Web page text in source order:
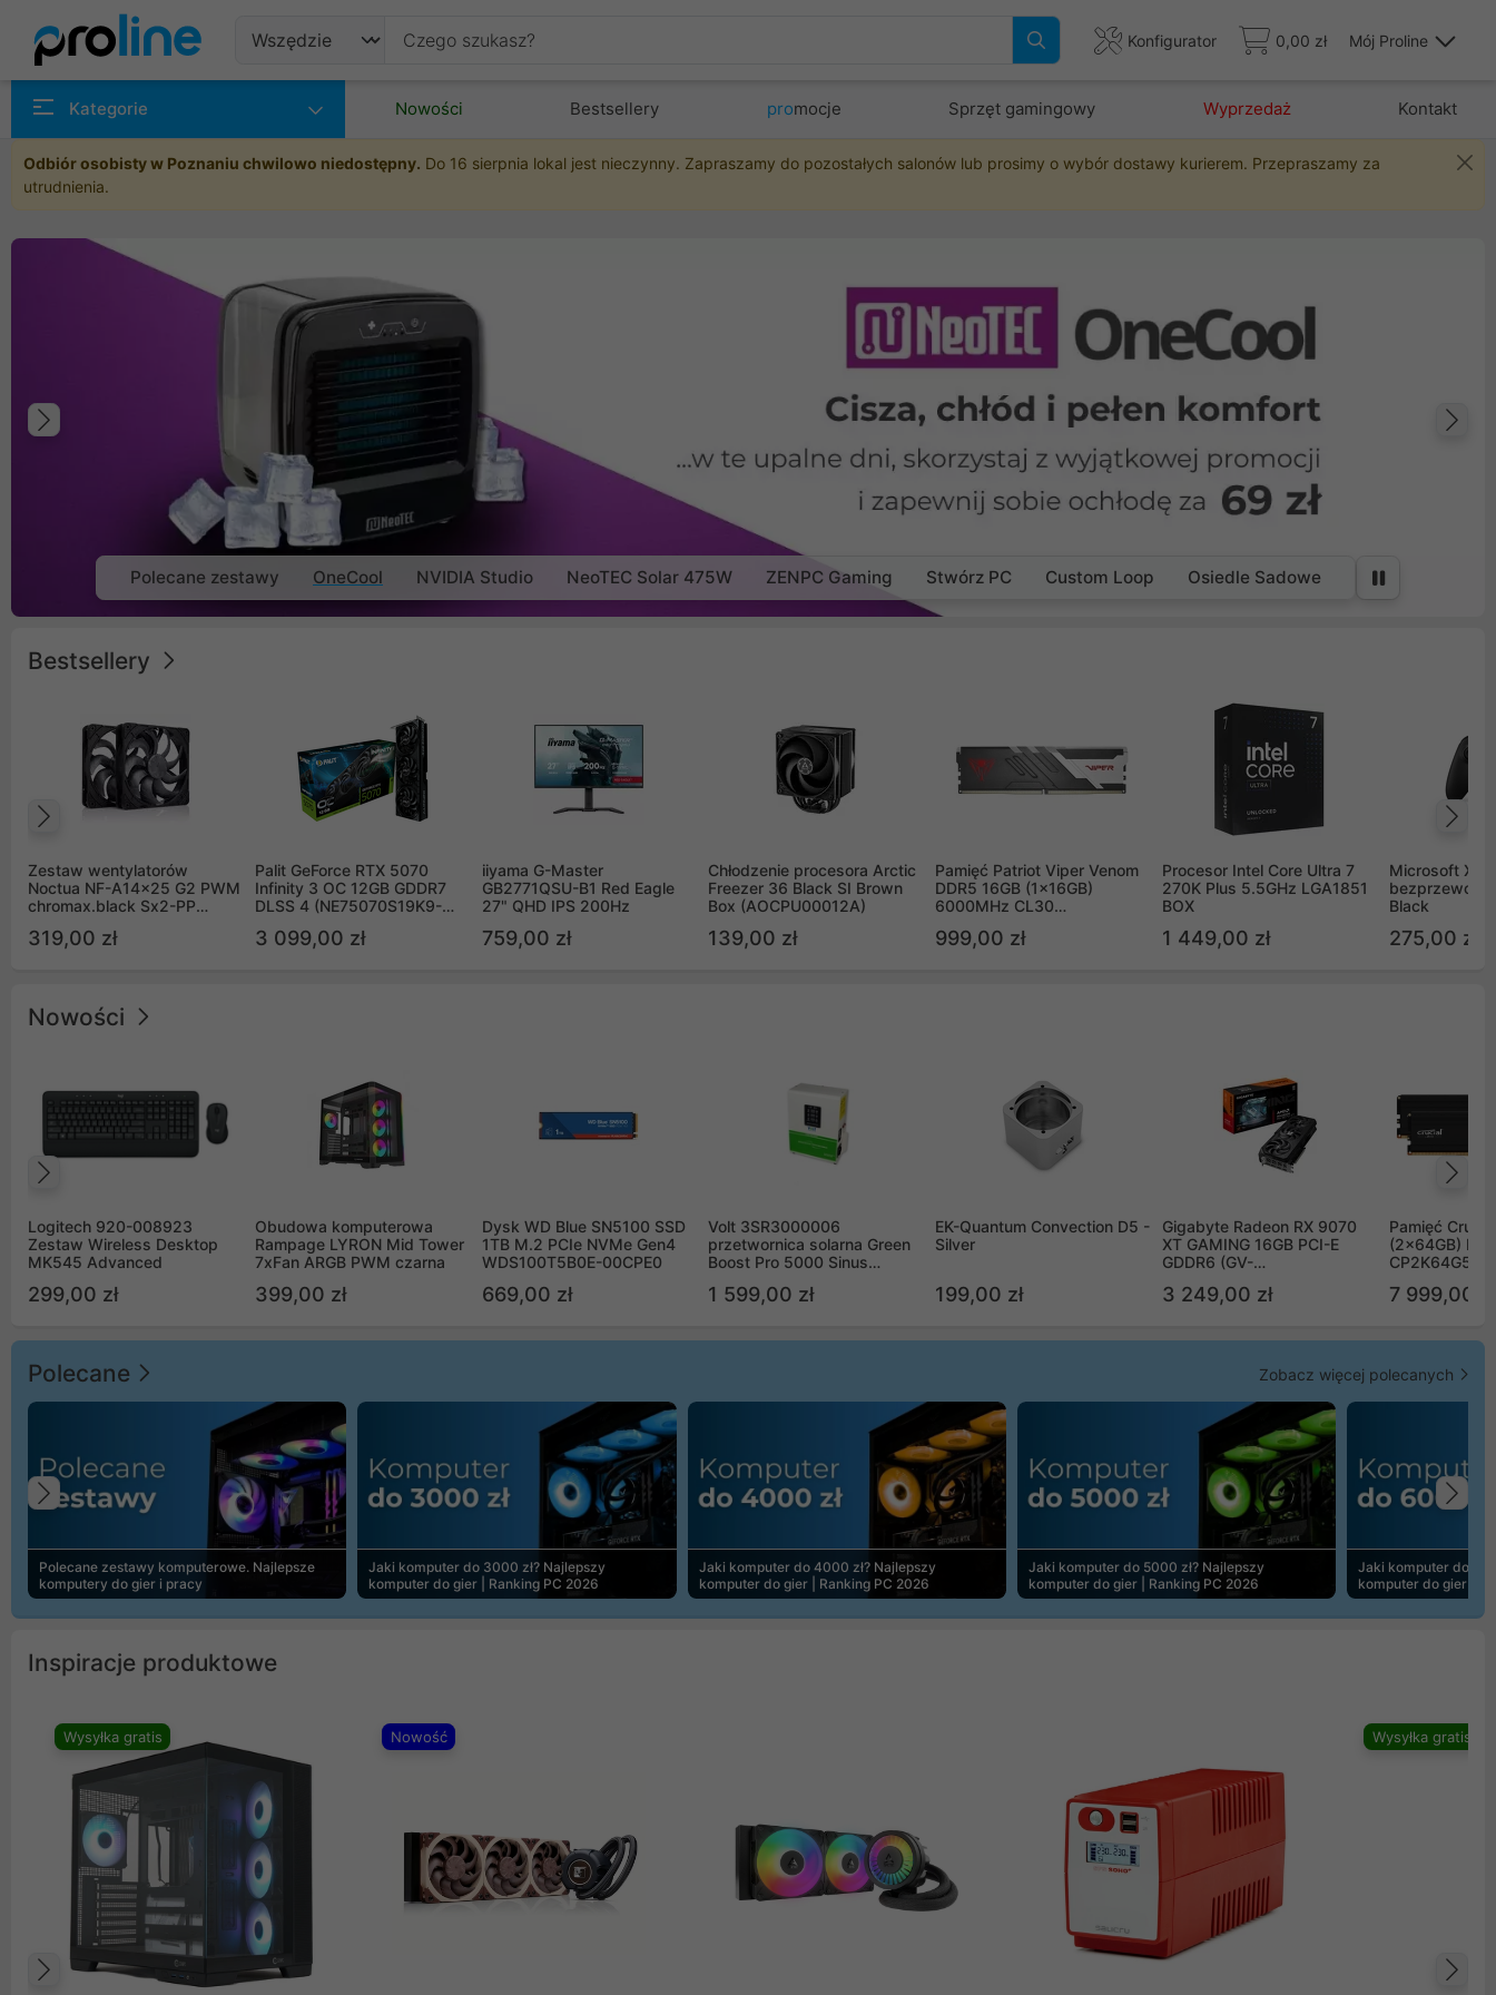
Konfigurator 0,00 zł Mój Proline
Kategorie Nowości Bestsellery promocje Sprzęt gamingowy Wyprzedaż Kontakt
Odbiór osobisty w Poznaniu chwilowo niedostępny. Do 16 sierpnia lokal jest nieczynny. Zapraszamy do pozostałych salonów lub prosimy o wybór dostawy kurierem. Przepraszamy za
utrudnienia.
Poprzedni
Polecane zestawy OneCool NVIDIA Studio NeoTEC Solar 475W ZENPC Gaming Stwórz PC Custom Loop Osiedle Sadowe
Bestsellery
Zestaw wentylatorów
Noctua NF-A14x25 G2 PWM
chromax.black Sx2-PP
(2szt)
319,00 zł
Palit GeForce RTX 5070
Infinity 3 OC 12GB GDDR7
DLSS 4 (NE75070S19K9-
3 099,00 zł
iiyama G-Master
GB2771QSU-B1 Red Eagle
27" QHD IPS 200Hz
759,00 zł
Chłodzenie procesora Arctic
Freezer 36 Black SI Brown
Box (AOCPU00012A)
139,00 zł
Pamięć Patriot Viper Venom
DDR5 16GB (1x16GB)
6000MHz CL30
999,00 zł
Procesor Intel Core Ultra 7
270K Plus 5.5GHz LGA1851
BOX
1 449,00 zł
Microsoft
Black
275,00 zł
Nowości
Logitech 920-008923
Zestaw Wireless Desktop
MK545 Advanced
299,00 zł
Obudowa komputerowa
Rampage LYRON Mid Tower
7xFan ARGB PWM czarna
399,00 zł
Dysk WD Blue SN5100 SSD
1TB M.2 PCIe NVMe Gen4
WDS100T5B0E-00CPE0
669,00 zł
Volt 3SR3000006
przetwornica solarna Green
Boost Pro 5000 Sinus
1 599,00 zł
EK-Quantum Convection D5 -
Silver
199,00 zł
Gigabyte Radeon RX 9070
XT GAMING 16GB PCI-E
GDDR6 (GV-
3 249,00 zł
Pamięć
(2x64GB)
7 999,00 zł
Polecane Zobacz więcej polecanych
Polecane zestawy komputerowe. Najlepsze
komputery do gier i pracy
Jaki komputer do 3000 zł? Najlepszy
komputer do gier | Ranking PC 2026
Jaki komputer do 4000 zł? Najlepszy
komputer do gier | Ranking PC 2026
Jaki komputer do 5000 zł? Najlepszy
komputer do gier | Ranking PC 2026
Jaki komputer do
komputer do gier |
Poprzedni
Inspiracje produktowe
Wysyłka gratis Nowość Wysyłka gratis